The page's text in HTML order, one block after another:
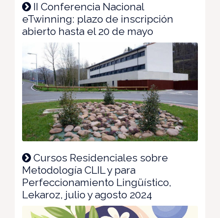
II Conferencia Nacional
eTwinning: plazo de inscripción
abierto hasta el 20 de mayo
Cursos Residenciales sobre
Metodología CLIL y para
Perfeccionamiento Lingüístico,
Lekaroz, julio y agosto 2024